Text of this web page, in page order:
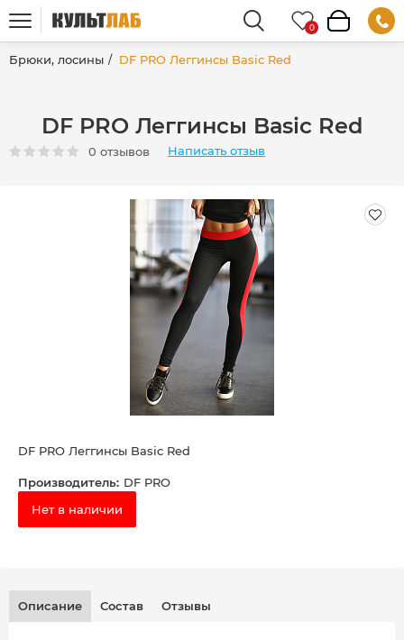
Брюки, лосины DF PRO Леггинсы Basic Red
DF PRO Леггинсы Basic Red
0 отзывов Написать отзыв
DF PRO Леггинсы Basic Red
Производитель: DF PRO
Нет в наличии
Описание Состав Отзывы